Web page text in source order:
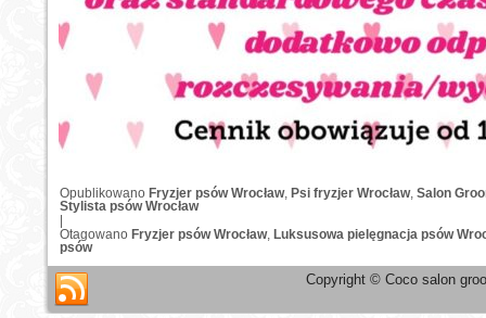
Opublikowano Fryzjer psów Wrocław, Psi fryzjer Wrocław, Salon
Stylista psów Wrocław
Otagowano Fryzjer psów Wrocław, Luksusowa pielęgnacja psów
psów
Copyright © Coco salon